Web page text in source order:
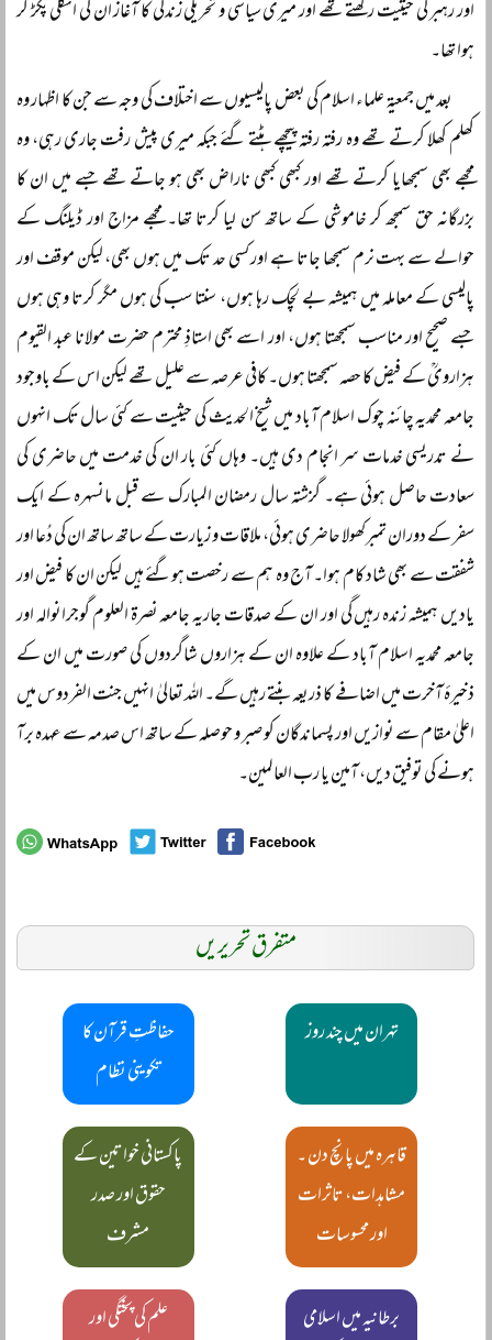
اور رہبر کی حیثیت رکھتے تھے اور میری سیاسی و تحریکی زندگی کا آغاز ان کی انگلی پکڑ کر
ہوا تھا۔
بعد میں جمعیۃ علماء اسلام کی بعض پالیسیوں سے اختلاف کی وجہ سے جن کا اظہار وہ
کھلم کھلا کرتے تھے وہ رفتہ رفتہ پیچھے ہٹتے گئے جبکہ میری پیش رفت جاری رہی، وہ
مجھے بھی سمجھایا کرتے تھے اور کبھی کبھی ناراض بھی ہو جاتے تھے جسے میں ان کا
بزرگانہ حق سمجھ کر خاموشی کے ساتھ سن لیا کرتا تھا۔ مجھے مزاج اور ڈیلنگ کے
حوالے سے بہت نرم سمجھا جاتا ہے اور کسی حد تک میں ہوں بھی، لیکن موقف اور
پالیسی کے معاملہ میں ہمیشہ بے لچک رہا ہوں، سنتا سب کی ہوں مگر کرتا وہی ہوں
جسے صحیح اور مناسب سمجھتا ہوں، اور اسے بھی استاذِ محترم حضرت مولانا عبد القیوم
ہزارویؒ کے فیض کا حصہ سمجھتا ہوں۔ کافی عرصہ سے علیل تھے لیکن اس کے باوجود
جامعہ محمدیہ چائنہ چوک اسلام آباد میں شیخ الحدیث کی حیثیت سے کئی سال تک انہوں
نے تدریسی خدمات سر انجام دی ہیں۔ وہاں کئی بار ان کی خدمت میں حاضری کی
سعادت حاصل ہوئی ہے۔ گزشتہ سال رمضان المبارک سے قبل مانسہرہ کے ایک
سفر کے دوران تمبرکھولا حاضری ہوئی، ملاقات و زیارت کے ساتھ ساتھ ان کی دُعا اور
شفقت سے بھی شاد کام ہوا۔ آج وہ ہم سے رخصت ہوگئے ہیں لیکن ان کا فیض اور
یادیں ہمیشہ زندہ رہیں گی اور ان کے صدقات جاریہ جامعہ نصرۃ العلوم گوجرانوالہ اور
جامعہ محمدیہ اسلام آباد کے علاوہ ان کے ہزاروں شاگردوں کی صورت میں ان کے
ذخیرۂ آخرت میں اضافے کا ذریعہ بنتے رہیں گے۔ اللہ تعالیٰ انہیں جنت الفردوس میں
اعلیٰ مقام سے نوازیں اور پسماندگان کو صبر و حوصلہ کے ساتھ اس صدمہ سے عہدہ برآ
ہونے کی توفیق دیں، آمین یا رب العالمین۔
متفرق تحریریں
تہران میں چند روز
حفاظتِ قرآن کا
تکوینی نظام
قاہرہ میں پانچ دن ۔
مشاہدات، تاثرات
اور محسوسات
پاکستانی خواتین کے
حقوق اور صدر
مشرف
برطانیہ میں اسلامی
علم کی پختگی اور